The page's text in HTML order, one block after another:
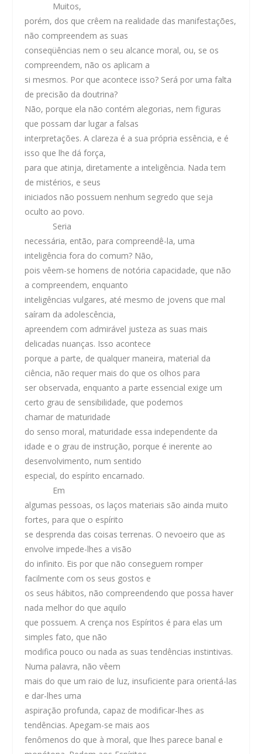
Muitos,
porém, dos que crêem na realidade das manifestações,
não compreendem as suas
conseqüências nem o seu alcance moral, ou, se os
compreendem, não os aplicam a
si mesmos. Por que acontece isso? Será por uma falta
de precisão da doutrina?
Não, porque ela não contém alegorias, nem figuras
que possam dar lugar a falsas
interpretações. A clareza é a sua própria essência, e é
isso que lhe dá força,
para que atinja, diretamente a inteligência. Nada tem
de mistérios, e seus
iniciados não possuem nenhum segredo que seja
oculto ao povo.
Seria
necessária, então, para compreendê-la, uma
inteligência fora do comum? Não,
pois vêem-se homens de notória capacidade, que não
a compreendem, enquanto
inteligências vulgares, até mesmo de jovens que mal
saíram da adolescência,
apreendem com admirável justeza as suas mais
delicadas nuanças. Isso acontece
porque a parte, de qualquer maneira, material da
ciência, não requer mais do que os olhos para
ser observada, enquanto a parte essencial exige um
certo grau de sensibilidade, que podemos
chamar de maturidade
do senso moral, maturidade essa independente da
idade e o grau de instrução, porque é inerente ao
desenvolvimento, num sentido
especial, do espírito encarnado.
Em
algumas pessoas, os laços materiais são ainda muito
fortes, para que o espírito
se desprenda das coisas terrenas. O nevoeiro que as
envolve impede-lhes a visão
do infinito. Eis por que não conseguem romper
facilmente com os seus gostos e
os seus hábitos, não compreendendo que possa haver
nada melhor do que aquilo
que possuem. A crença nos Espíritos é para elas um
simples fato, que não
modifica pouco ou nada as suas tendências instintivas.
Numa palavra, não vêem
mais do que um raio de luz, insuficiente para orientá-las
e dar-lhes uma
aspiração profunda, capaz de modificar-lhes as
tendências. Apegam-se mais aos
fenômenos do que à moral, que lhes parece banal e